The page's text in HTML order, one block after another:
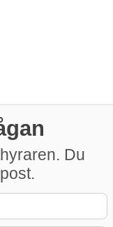
Du